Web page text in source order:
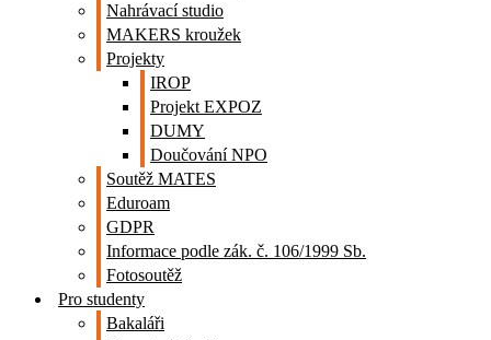
Nahrávací studio
MAKERS kroužek
Projekty
IROP
Projekt EXPOZ
DUMY
Doučování NPO
Soutěž MATES
Eduroam
GDPR
Informace podle zák. č. 106/1999 Sb.
Fotosoutěž
Pro studenty
Bakaláři